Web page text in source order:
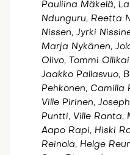
Pauliina Mäkelä,
Ndunguru, Reetta
Nissen, Jyrki
Marja Nykänen,
Olivo, Tommi
Jaakko Pallasvuo,
Pehkonen, Camilla
Ville Pirinen,
Puntti, Ville Ranta,
Aapo Rapi, Hiski
Reinola, Helge